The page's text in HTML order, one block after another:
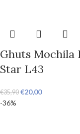
Ghuts Mochila
Star L43
€35,90 €20,00
-36%